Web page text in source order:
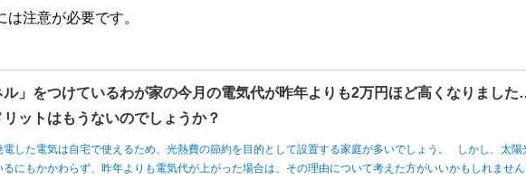
注意が必要です。
ル」をつけているわが家の今月の電気代が昨年よりも2万円ほど高くなりまし
ットはもうないのでしょうか？
電した電気は自宅で使えるため、光熱費の節約を目的として設置する家庭が多いでしょう。 しかし、太陽
るにもかかわらず、昨年よりも電気代が上がった場合は、その理由について考えた方がいいかもしれませ